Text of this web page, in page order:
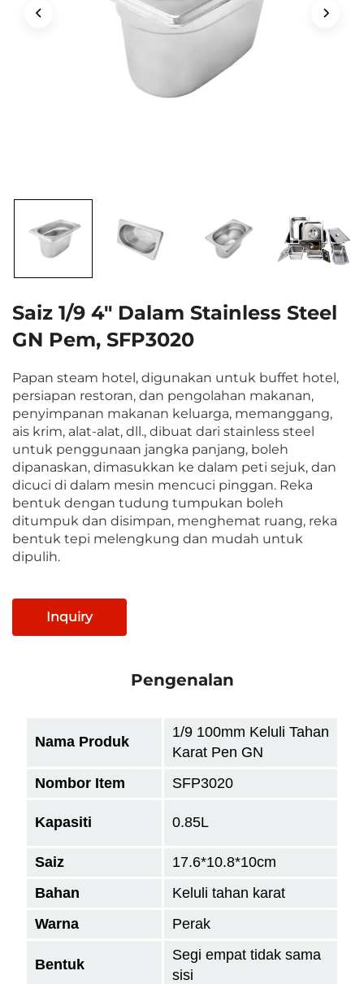
Saiz 1/9 4" Dalam Stainless Steel
GN Pem, SFP3020
Papan steam hotel, digunakan untuk buffet hotel,
persiapan restoran, dan pengolahan makanan,
penyimpanan makanan keluarga, memanggang,
ais krim, alat-alat, dll., dibuat dari stainless steel
untuk penggunaan jangka panjang, boleh
dipanaskan, dimasukkan ke dalam peti sejuk, dan
dicuci di dalam mesin mencuci pinggan. Reka
bentuk dengan tudung tumpukan boleh
ditumpuk dan disimpan, menghemat ruang, reka
bentuk tepi melengkung dan mudah untuk
dipulih.
Inquiry
Pengenalan
Nama Produk
1/9 100mm Keluli Tahan
Karat Pen GN
Nombor Item
SFP3020
Kapasiti 0.85L
Saiz
17.6*10.8*10cm
Bahan
Keluli tahan karat
Warna
Perak
Bentuk
Segi empat tidak sama
sisi